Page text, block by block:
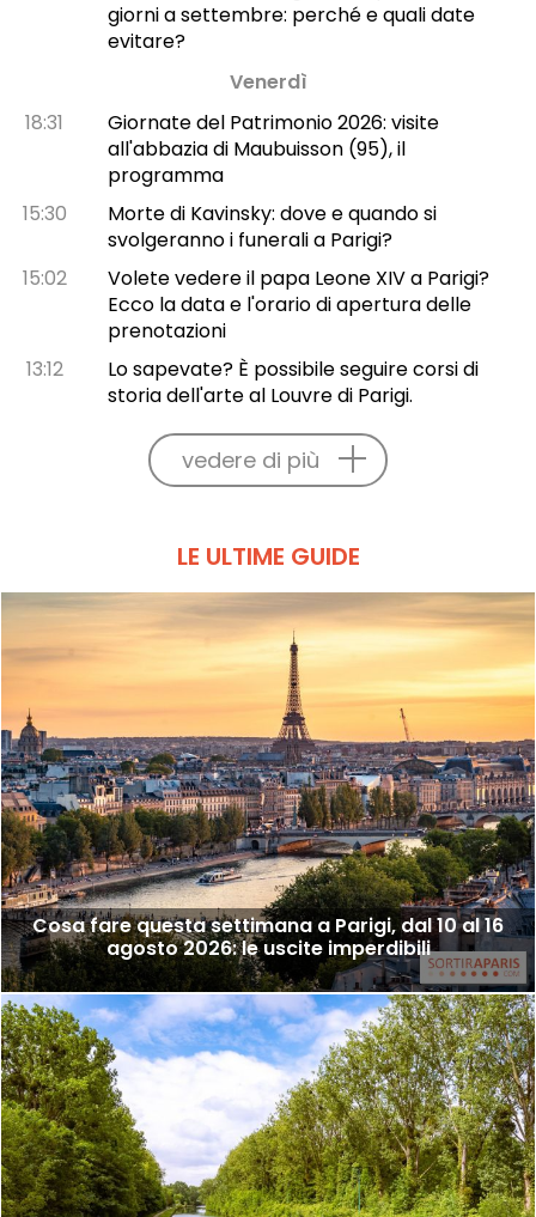
giorni a settembre: perché e quali date
evitare?
Venerdì
18:31
Giornate del Patrimonio 2026: visite
all'abbazia di Maubuisson (95), il
programma
15:30
Morte di Kavinsky: dove e quando si
svolgeranno i funerali a Parigi?
15:02
Volete vedere il papa Leone XIV a Parigi?
Ecco la data e l'orario di apertura delle
prenotazioni
13:12
Lo sapevate? È possibile seguire corsi di
storia dell'arte al Louvre di Parigi.
vedere di più
LE ULTIME GUIDE
Cosa fare questa settimana a Parigi, dal 10 al 16
agosto 2026: le uscite imperdibili